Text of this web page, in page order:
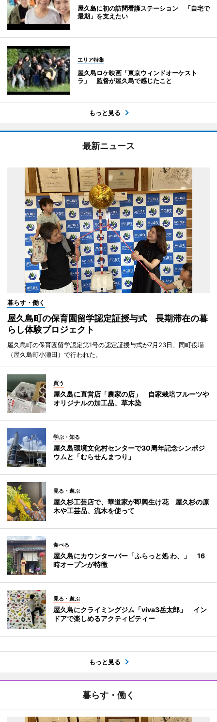
屋久島に初の訪問看護ステーション 「自宅で
最期」を支えたい
エリア特集
屋久島ロケ映画「東京ウィンドオーケスト
ラ」 監督が屋久島で感じたこと
もっと見る
最新ニュース
暮らす・働く
屋久島町の保育園留学認定証授与式 長期滞在の暮
らし体験プロジェクト
屋久島町の保育園留学認定第1号の認定証授与式が7月23日、同町役場
（屋久島町小瀬田）で行われた。
買う
屋久島に直営店「農家の店」 自家栽培フルーツや
オリジナルの加工品、草木染
学ぶ・知る
屋久島環境文化村センターで30周年記念シンポジ
ウムと「むらせんまつり」
見る・遊ぶ
屋久杉工芸店で、華道家が即興生け花 屋久杉の原
木や工芸品、流木を使って
食べる
屋久島にカウンターバー「ふらっと処 わ、」 16
時オープンが特徴
見る・遊ぶ
屋久島にクライミングジム「viva3岳太郎」 イン
ドアで楽しめるアクティビティー
もっと見る
暮らす・働く